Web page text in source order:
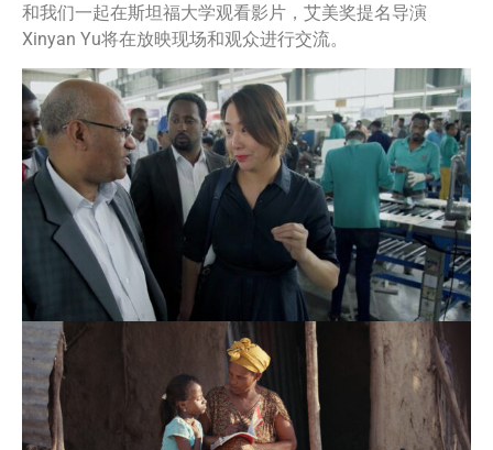
和我们一起在斯坦福大学观看影片，艾美奖提名导演
Xinyan Yu将在放映现场和观众进行交流。